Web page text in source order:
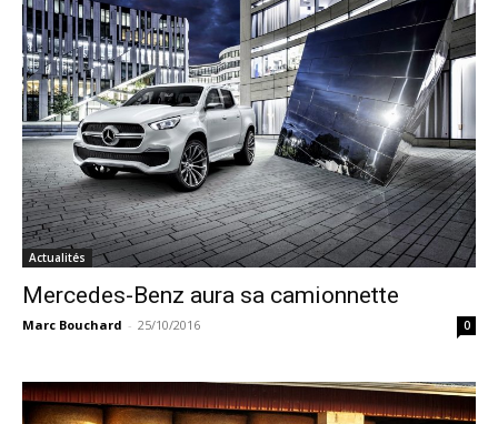
Actualités
Mercedes-Benz aura sa camionnette
Marc Bouchard - 25/10/2016 0